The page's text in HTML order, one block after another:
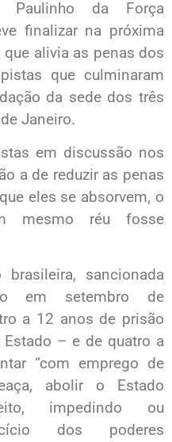
da Força
finalizar na próxima
alivia as penas dos
que culminaram
da sede dos três
Janeiro.
em discussão nos
a de reduzir as penas
eles se absorvem, o
mesmo réu fosse
sancionada
em setembro de
a 12 anos de prisão
– e de quatro a
“com emprego de
abolir o Estado
impedindo ou
dos poderes